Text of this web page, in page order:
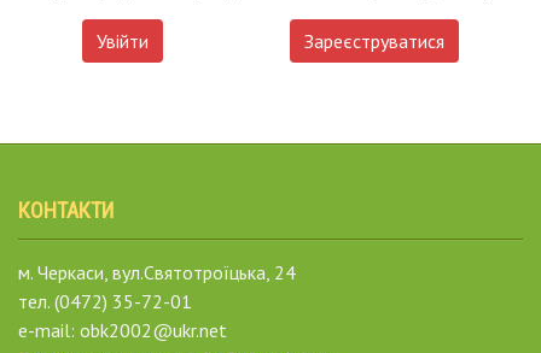
Увійти Зареєструватися
КОНТАКТИ
м. Черкаси, вул.Святотроїцька, 24
тел. (0472) 35-72-01
e-mail: obk2002@ukr.net